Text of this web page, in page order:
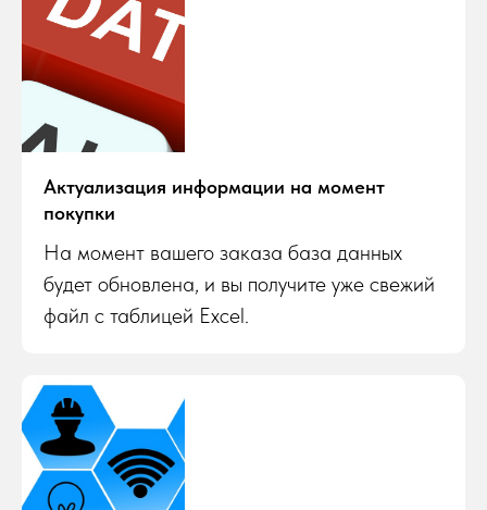
Актуализация информации на момент
покупки
На момент вашего заказа база данных
будет обновлена, и вы получите уже свежий
файл с таблицей Excel.